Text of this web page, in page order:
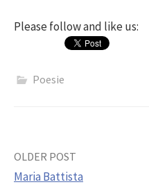
Please follow and like us:
Poesie
Post
OLDER POST
Maria Battista